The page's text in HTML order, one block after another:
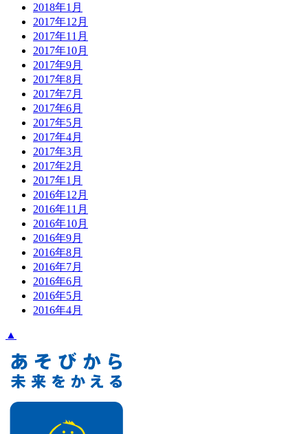
2018年1月
2017年12月
2017年11月
2017年10月
2017年9月
2017年8月
2017年7月
2017年6月
2017年5月
2017年4月
2017年3月
2017年2月
2017年1月
2016年12月
2016年11月
2016年10月
2016年9月
2016年8月
2016年7月
2016年6月
2016年5月
2016年4月
▲